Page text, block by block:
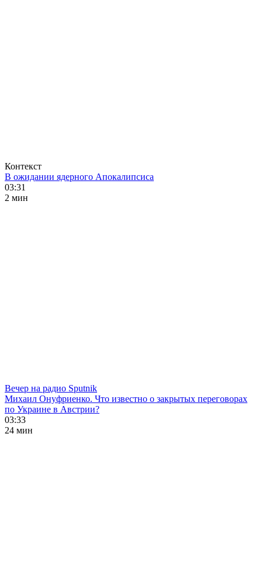
Контекст
В ожидании ядерного Апокалипсиса
03:31
2 мин
Вечер на радио Sputnik
Михаил Онуфриенко. Что известно о закрытых переговорах
по Украине в Австрии?
03:33
24 мин